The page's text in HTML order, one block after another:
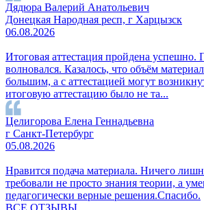
Дядюра Валерий Анатольевич
Донецкая Народная респ, г Харцызск
06.08.2026
Итоговая аттестация пройдена успешно.
волновался. Казалось, что объём
большим, а с аттестацией могут
итоговую аттестацию было не та...
Целигорова Елена Геннадьевна
г Санкт-Петербург
05.08.2026
Нравится подача материала. Ничего
требовали не просто знания теории, а
педагогически верные решения.Спасибо.
ВСЕ ОТЗЫВЫ